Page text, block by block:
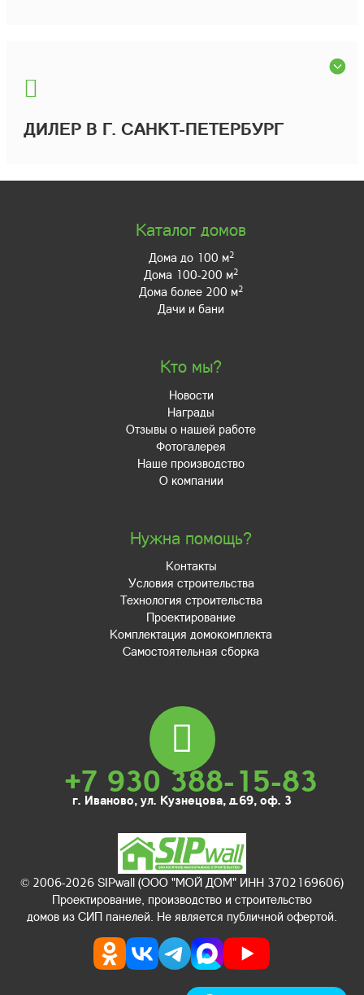
ДИЛЕР В Г. САНКТ-ПЕТЕРБУРГ
Каталог домов
Дома до 100 м2
Дома 100-200 м2
Дома более 200 м2
Дачи и бани
Кто мы?
Новости
Награды
Отзывы о нашей работе
Фотогалерея
Наше производство
О компании
Нужна помощь?
Контакты
Условия строительства
Технология строительства
Проектирование
Комплектация домокомплекта
Самостоятельная сборка
+7 930 388-15-83
г. Иваново, ул. Кузнецова, д.69, оф. 3
© 2006-2026 SIPwall (ООО "МОЙ ДОМ" ИНН 3702169606)
Проектирование, производство и строительство
домов из СИП панелей. Не является публичной офертой.